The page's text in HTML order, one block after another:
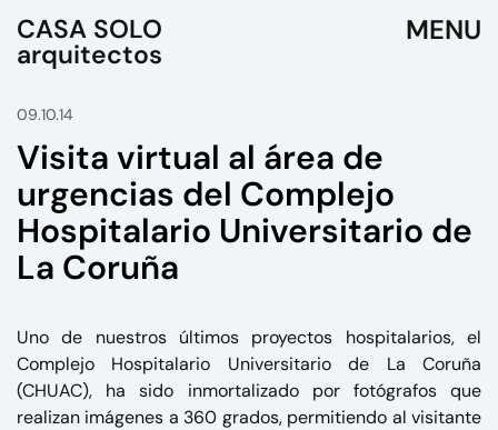
CASA SOLO
arquitectos
09.10.14
Visita virtual al área de
urgencias del Complejo
Hospitalario Universitario de
La Coruña
Uno de nuestros últimos proyectos hospitalarios, el
Complejo Hospitalario Universitario de La Coruña
(CHUAC), ha sido inmortalizado por fotógrafos que
realizan imágenes a 360 grados, permitiendo al visitante